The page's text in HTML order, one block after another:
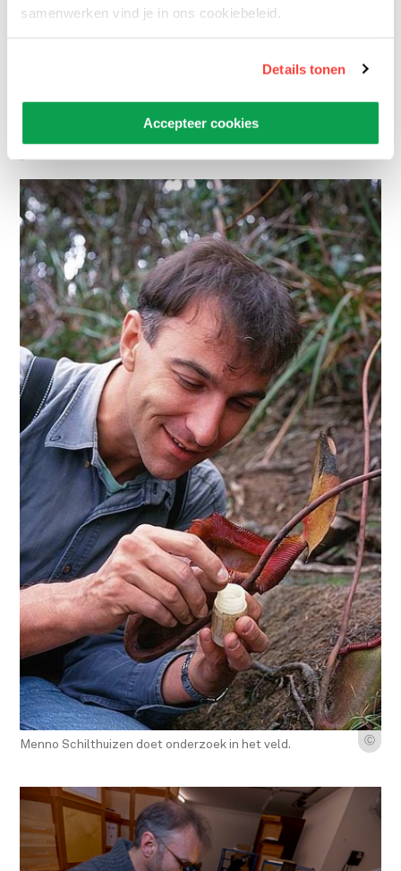
samenwerken vind je in ons cookiebeleid.
Details tonen
Accepteer cookies
links en rechts voor hij oversteekt. In het bos
eigenschappen ontstaan ook door
veranderingen in hetDNA. Bepaalde
eigenschappen zorgen ervoor dat een dier of
Ⓒ
Menno Schilthuizen doet onderzoek in het veld.